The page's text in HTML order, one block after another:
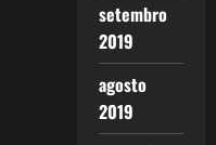
setembro
2019
agosto
2019